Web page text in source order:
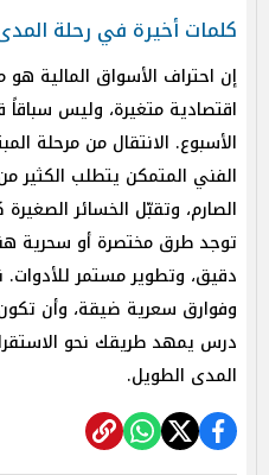
كلمات أخيرة في رحلة
إن احتراف الأسواق المالية هو
اقتصادية متغيرة، وليس
الأسبوع. الانتقال من مرحلة
الفني المتمكن يتطلب الكثير
الصارم، وتقبّل الخسائر
توجد طرق مختصرة أو سحرية
دقيق، وتطوير مستمر
وفوارق سعرية ضيقة، وأن
درس يمهد طريقك نحو
المدى الطويل.